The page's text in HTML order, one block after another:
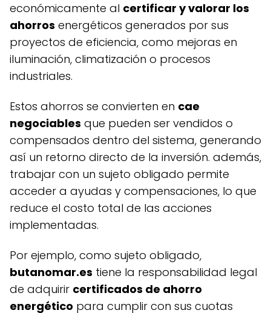
económicamente al certificar y valorar los
ahorros energéticos generados por sus
proyectos de eficiencia, como mejoras en
iluminación, climatización o procesos
industriales.
estos ahorros se convierten en cae
negociables que pueden ser vendidos o
compensados dentro del sistema, generando
así un retorno directo de la inversión. además,
trabajar con un sujeto obligado permite
acceder a ayudas y compensaciones, lo que
reduce el costo total de las acciones
implementadas.
por ejemplo, como sujeto obligado,
butanomar.es tiene la responsabilidad legal
de adquirir certificados de ahorro
energético para cumplir con sus cuotas